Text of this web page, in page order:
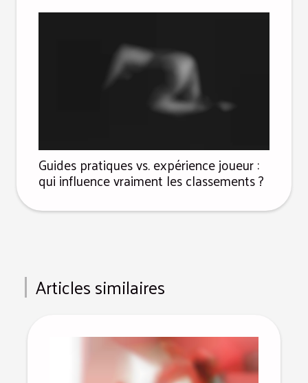
Guides pratiques vs. expérience joueur :
qui influence vraiment les classements ?
Articles similaires